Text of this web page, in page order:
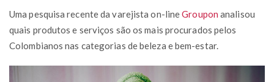
Uma pesquisa recente da varejista on-lineGroupon analisou
quais produtos e serviços são os mais procurados pelos
Colombianos nas categorias de beleza e bem-estar.